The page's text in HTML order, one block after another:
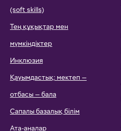
(soft skills)
Тең құқықтар мен
мүмкіндіктер
Инклюзия
Қауымдастық: мектеп —
отбасы — бала
Сапалы базалық білім
Ата-аналар